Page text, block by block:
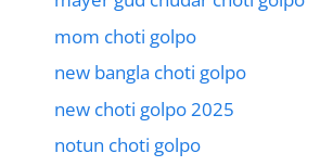
mom choti golpo
new bangla choti golpo
new choti golpo 2025
notun choti golpo